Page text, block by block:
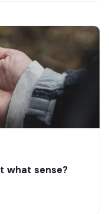
what sense?